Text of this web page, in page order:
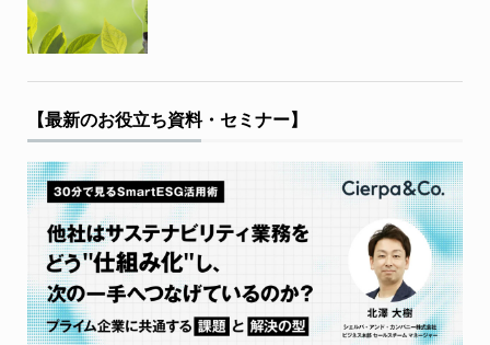
【最新のお役立ち資料・セミナー】